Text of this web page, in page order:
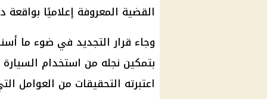
القضية المعروفة إعلاميًا
وجاء قرار التجديد في ضوء ما
بتمكين نجله من استخدام
اعتبرته التحقيقات من العوامل